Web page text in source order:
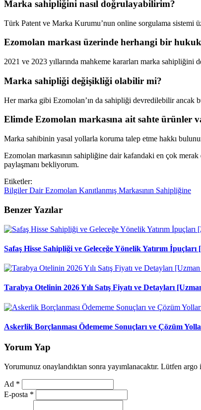
Marka sahipliğini nasıl doğrulayabilirim?
Türk Patent ve Marka Kurumu’nun online sorgulama sistemi
Ezomolan markası üzerinde herhangi bir
2021 ve 2023 yıllarında mahkeme kararları marka sahipliğini
Marka sahipliği değişikliği olabilir mi?
Her marka gibi Ezomolan’ın da sahipliği devredilebilir ancak
Elimde Ezomolan markasına ait sahte ürünler
Marka sahibinin yasal yollarla koruma talep etme hakkı
Ezomolan markasının sahipliğine dair kafandaki en çok
paylaşmanı bekliyorum.
Etiketler:
BilgilerDairEzomolan Kanıtlanmış Markasının Sahipliğine
Benzer Yazılar
Safaş Hisse Sahipliği ve Geleceğe Yönelik Yatırım İpuçları
Tarabya Otelinin 2026 Yılı Satış Fiyatı ve Detayları
Askerlik Borçlanması Ödememe Sonuçları ve Çözüm
Yorum Yap
Yorumunuz onaylandıktan sonra yayımlanacaktır. Lütfen
Ad *
E-posta *